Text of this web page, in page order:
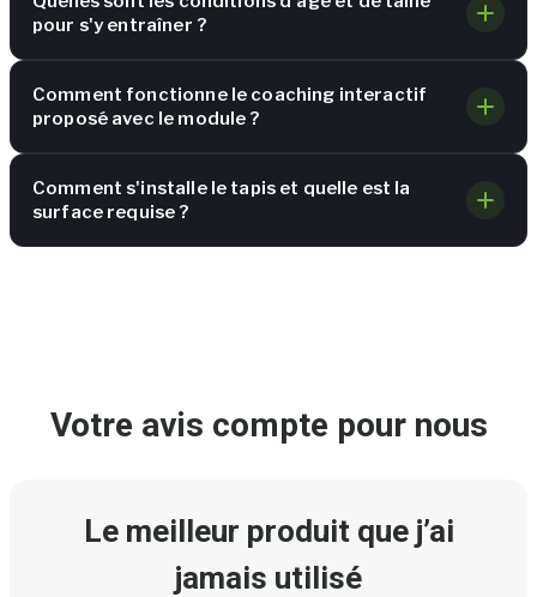
pour s'y entraîner ?
Comment fonctionne le coaching interactif
proposé avec le module ?
Comment s'installe le tapis et quelle est la
surface requise ?
Votre avis compte pour nous
Le meilleur produit que j’ai
jamais utilisé